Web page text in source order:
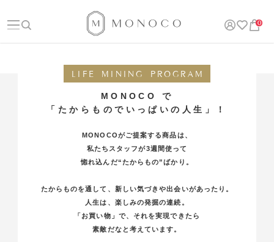
0
LIFE MINING PROGRAM
MONOCO で
「たからものでいっぱいの人生」！
MONOCOがご提案する商品は、
私たちスタッフが3週間使って
惚れ込んだ“たからもの”ばかり。
たからものを通して、新しい気づきや出会いがあったり。
人生は、楽しみの発掘の連続。
「お買い物」で、それを実現できたら
素敵だなと考えています。